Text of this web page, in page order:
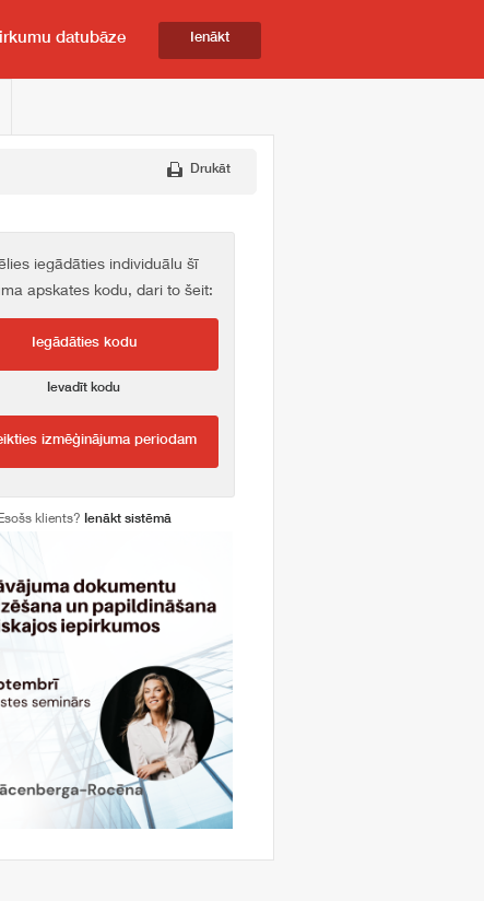
datubāze Ienākt
Drukāt
iegādāties individuālu šī
apskates kodu, dari to šeit:
Iegādāties kodu
Ievadīt kodu
izmēģinājuma periodam
Esošs klients? Ienākt sistēmā